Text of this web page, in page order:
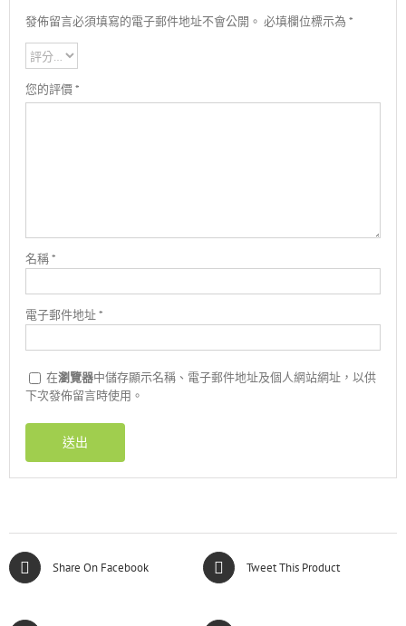
發佈留言必須填寫的電子郵件地址不會公開。 必填欄位標示為*
您的評價*
名稱*
電子郵件地址*
在瀏覽器中儲存顯示名稱、電子郵件地址及個人網站網址，以供
下次發佈留言時使用。
Share On Facebook Tweet This Product